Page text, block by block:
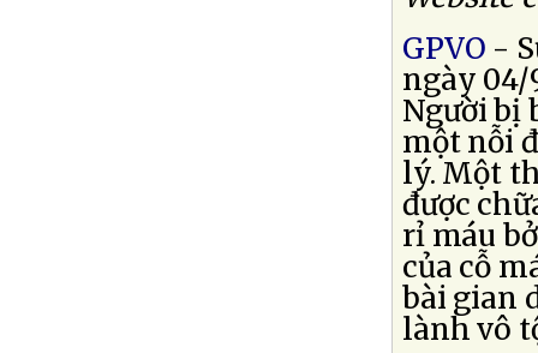
GPVO -
ngày 04/
Người bị
một nỗi
lý. Một
được
rỉ máu
của cỗ
bài gian
lành vô